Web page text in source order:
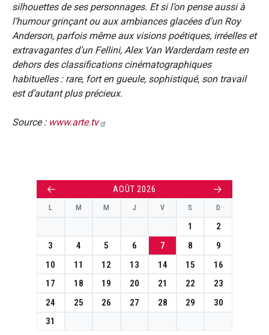
silhouettes de ses personnages. Et si l’on pense aussi à
l’humour grinçant ou aux ambiances glacées d’un Roy
Anderson, parfois même aux visions poétiques, irréelles et
extravagantes d’un Fellini, Alex Van Warderdam reste en
dehors des classifications cinématographiques
habituelles : rare, fort en gueule, sophistiqué, son travail
est d’autant plus précieux.
Source : www.arte.tv
← AOÛT 2026 →
L M M J V S D
1
2
3
4 5 6 7 8
9
10
11 12 13 14 15
16
17
18 19 20 21 22
23
24
25 26 27 28 29
30
31